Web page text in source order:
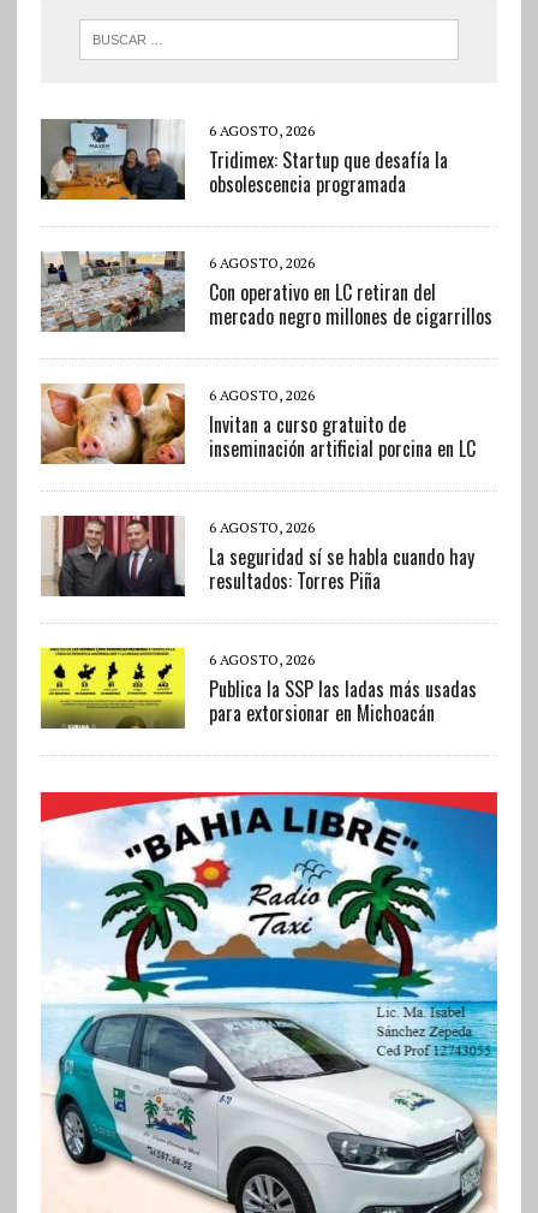
6 AGOSTO, 2026
Tridimex: Startup que desafía la
obsolescencia programada
6 AGOSTO, 2026
Con operativo en LC retiran del
mercado negro millones de cigarrillos
6 AGOSTO, 2026
Invitan a curso gratuito de
inseminación artificial porcina en LC
6 AGOSTO, 2026
La seguridad sí se habla cuando hay
resultados: Torres Piña
6 AGOSTO, 2026
Publica la SSP las ladas más usadas
para extorsionar en Michoacán